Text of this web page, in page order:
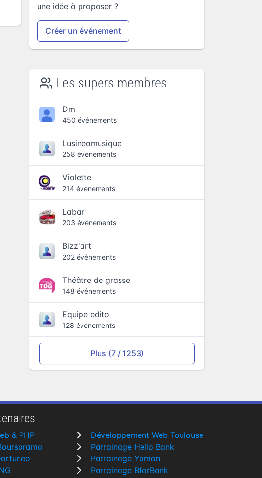
une idée à proposer ?
Créer un événement
Les supers membres
Dm
450 événements
Lusineamusique
258 événements
Violette
214 événements
Labar
203 événements
Bizz'art
202 événements
Théâtre de grasse
148 événements
Equipe edito
128 événements
Plus (7 / 1253)
& PHP
Développement Web Toulouse
Parrainage Hello Bank
Parrainage Yomoni
Parrainage BforBank